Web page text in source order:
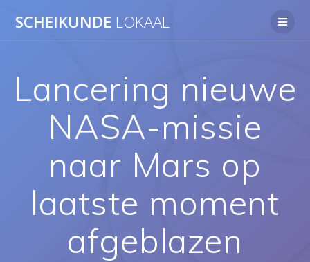
naar
SCHEIKUNDE LOKAAL
Lancering nieuwe
NASA-missie
naar Mars op
laatste moment
afgeblazen